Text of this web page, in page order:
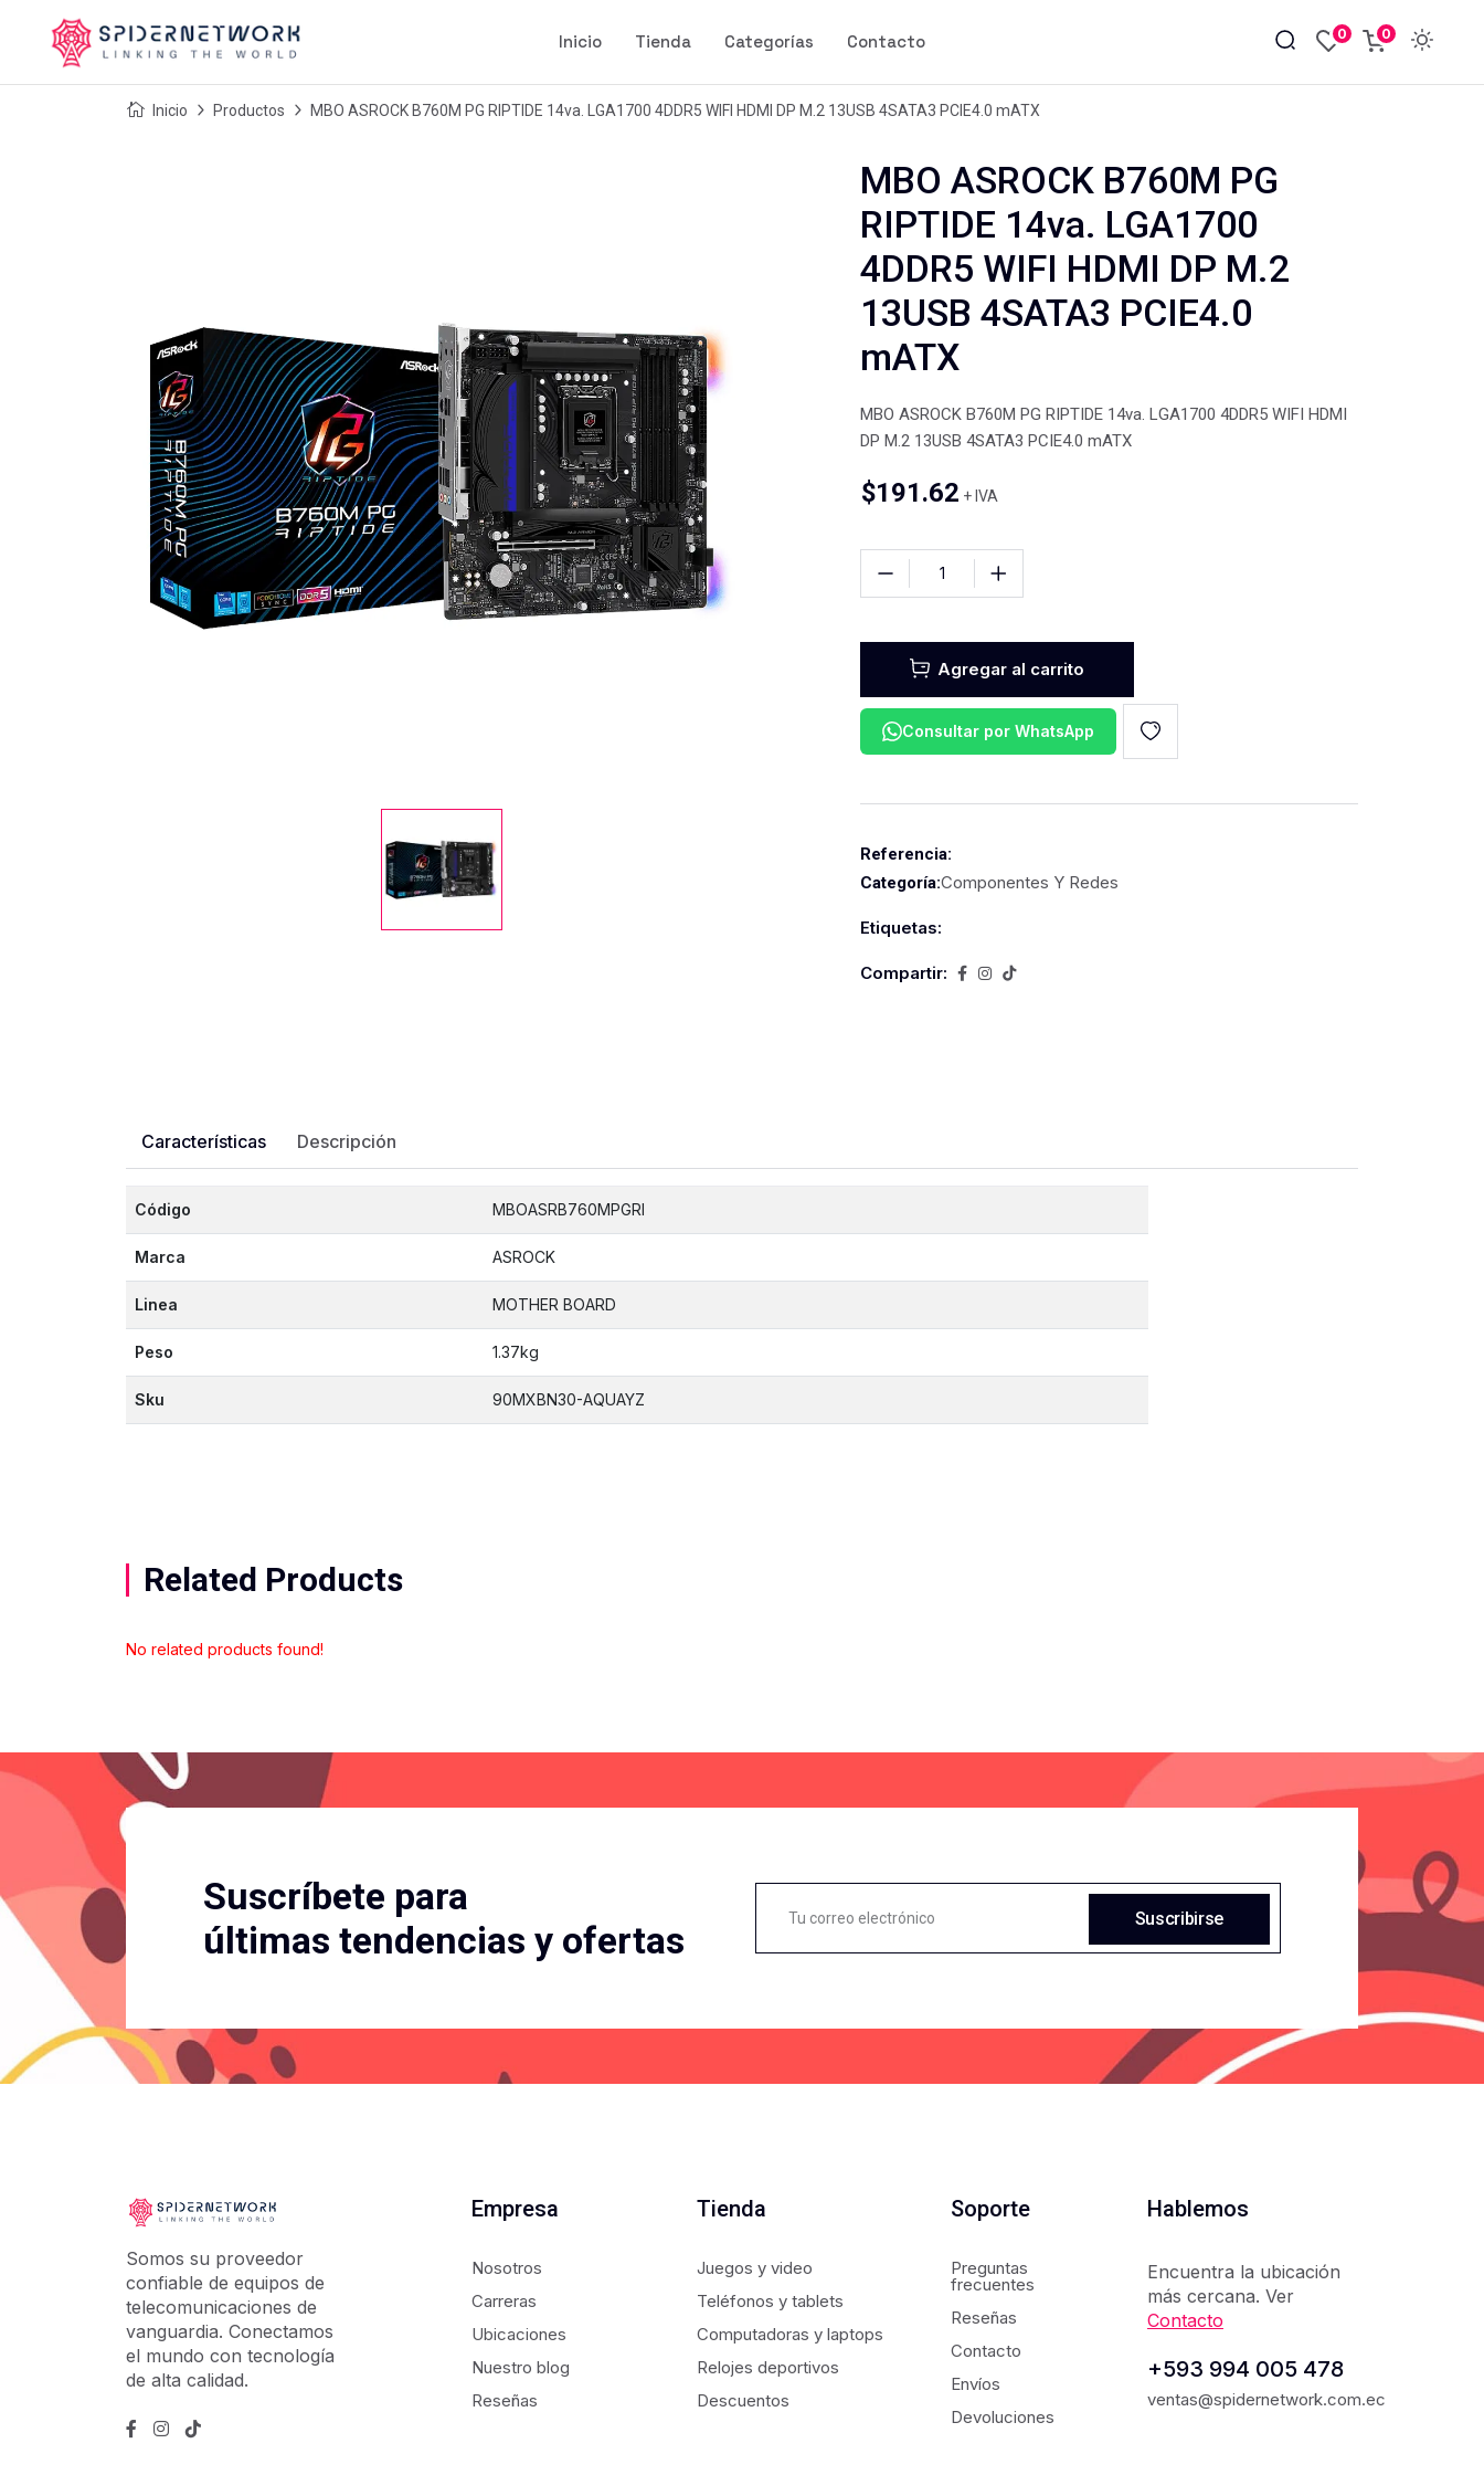
Inicio Tienda Categorías Contacto 0 0
Inicio Productos MBO ASROCK B760M PG RIPTIDE 14va. LGA1700 4DDR5 WIFI HDMI DP M.2 13USB 4SATA3 PCIE4.0 mATX
MBO ASROCK B760M PG
RIPTIDE 14va. LGA1700
4DDR5 WIFI HDMI DP M.2
13USB 4SATA3 PCIE4.0
mATX
MBO ASROCK B760M PG RIPTIDE 14va. LGA1700 4DDR5 WIFI HDMI
DP M.2 13USB 4SATA3 PCIE4.0 mATX
$191.62 + IVA
Agregar al carrito
Consultar por WhatsApp
Referencia:
Categoría:Componentes Y Redes
Etiquetas:
Compartir:
Características Descripción
Código MBOASRB760MPGRI
Marca ASROCK
Linea MOTHER BOARD
Peso 1.37kg
Sku 90MXBN30-AQUAYZ
Related Products
No related products found!
Suscríbete para
últimas tendencias y ofertas
Suscribirse
Somos su proveedor
confiable de equipos de
telecomunicaciones de
vanguardia. Conectamos
el mundo con tecnología
de alta calidad.
Empresa
Nosotros
Carreras
Ubicaciones
Nuestro blog
Reseñas
Tienda
Juegos y video
Teléfonos y tablets
Computadoras y laptops
Relojes deportivos
Descuentos
Soporte
Preguntas
frecuentes
Reseñas
Contacto
Envíos
Devoluciones
Hablemos
Encuentra la ubicación
más cercana. Ver
Contacto
+593 994 005 478
ventas@spidernetwork.com.ec